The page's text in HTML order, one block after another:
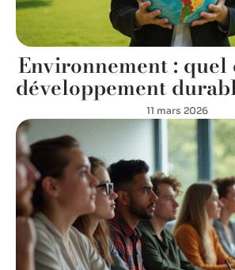
Environnement :
développement
11 mars 2026